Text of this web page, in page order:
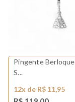
Pingente
S...
12x de R$ 11,95